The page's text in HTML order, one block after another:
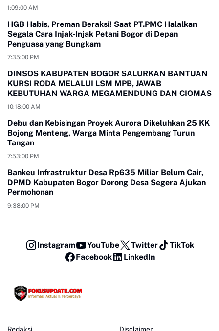
1:09:00 AM
HGB Habis, Preman Beraksi! Saat PT.PMC Halalkan
Segala Cara Injak-Injak Petani Bogor di Depan
Penguasa yang Bungkam
7:35:00 PM
DINSOS KABUPATEN BOGOR SALURKAN BANTUAN
KURSI RODA MELALUI LSM MPB, JAWAB
KEBUTUHAN WARGA MEGAMENDUNG DAN CIOMAS
10:18:00 AM
Debu dan Kebisingan Proyek Aurora Dikeluhkan 25 KK
Bojong Menteng, Warga Minta Pengembang Turun
Tangan
7:53:00 PM
Bankeu Infrastruktur Desa Rp635 Miliar Belum Cair,
DPMD Kabupaten Bogor Dorong Desa Segera Ajukan
Permohonan
9:38:00 PM
Instagram YouTube Twitter
TikTok
Facebook
LinkedIn
Redaksi Disclaimer